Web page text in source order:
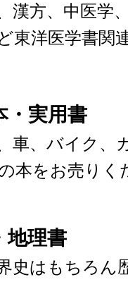
漢方、中医学
東洋医学書関
・実用書
車、バイク、
本をお売りく
地理書
史はもちろん